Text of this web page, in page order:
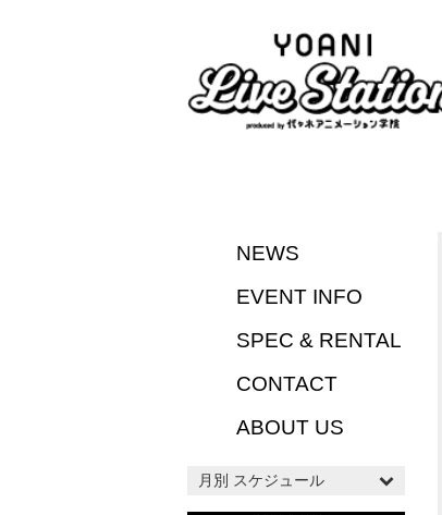
NEWS
EVENT INFO
SPEC & RENTAL
CONTACT
ABOUT US
月別 スケジュール